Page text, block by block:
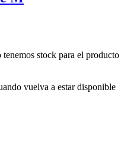
stock para el producto
vuelva a estar disponible